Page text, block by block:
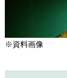
※資料画像